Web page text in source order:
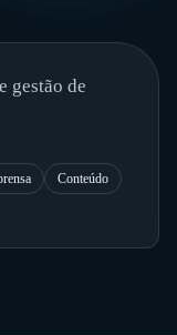
gestão de
Conteúdo